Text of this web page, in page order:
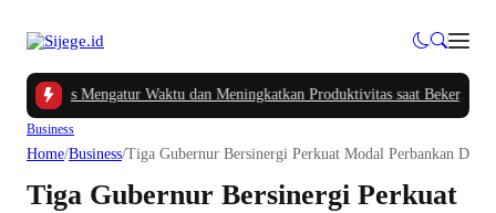
Mengatur Waktu dan Meningkatkan Produktivitas saat Bekerja dari
Business
Home/Business/Tiga Gubernur Bersinergi Perkuat Modal Perbankan
Tiga Gubernur Bersinergi Perkuat